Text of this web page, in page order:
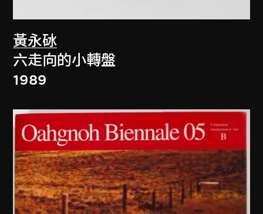
黃永砅
六走向的小轉盤
1989